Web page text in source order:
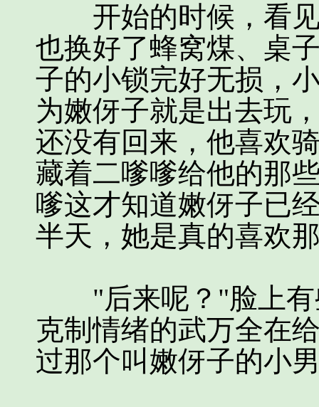
开始的时候，看见
也换好了蜂窝煤、桌
子的小锁完好无损，
为嫩伢子就是出去玩
还没有回来，他喜欢
藏着二嗲嗲给他的那
嗲这才知道嫩伢子已
半天，她是真的喜欢
"后来呢？"脸上有
克制情绪的武万全在
过那个叫嫩伢子的小